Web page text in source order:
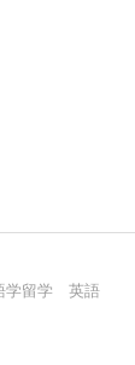
学留学 英語